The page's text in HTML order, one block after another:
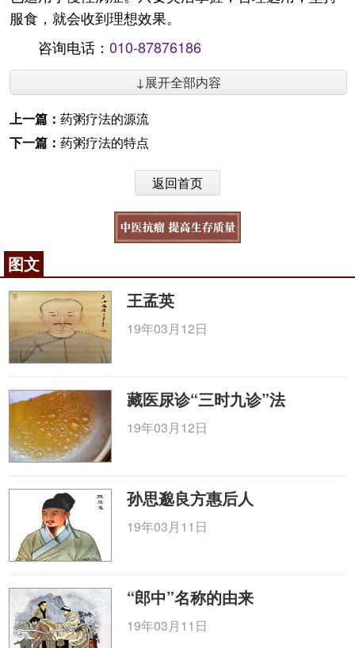
服食，就会收到理想效果。
咨询电话： 010-87876186
↓展开全部内容
上一篇： 药粥疗法的源流
下一篇： 药粥疗法的特点
返回首页
图文
王孟英
19年03月12日
藏医尿诊“三时九诊”法
19年03月12日
孙思邈良方惠后人
19年03月11日
“郎中”名称的由来
19年03月11日